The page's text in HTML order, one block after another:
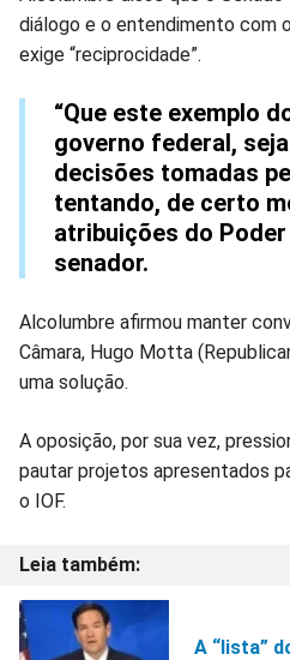
diálogo e o entendimento com
exige “reciprocidade”.
“Que este exemplo
governo federal,
decisões tomadas
tentando, de certo
atribuições do
senador.
Alcolumbre afirmou manter
Câmara, Hugo Motta
uma solução.
A oposição, por sua vez,
pautar projetos apresentados
o IOF.
A “lista”